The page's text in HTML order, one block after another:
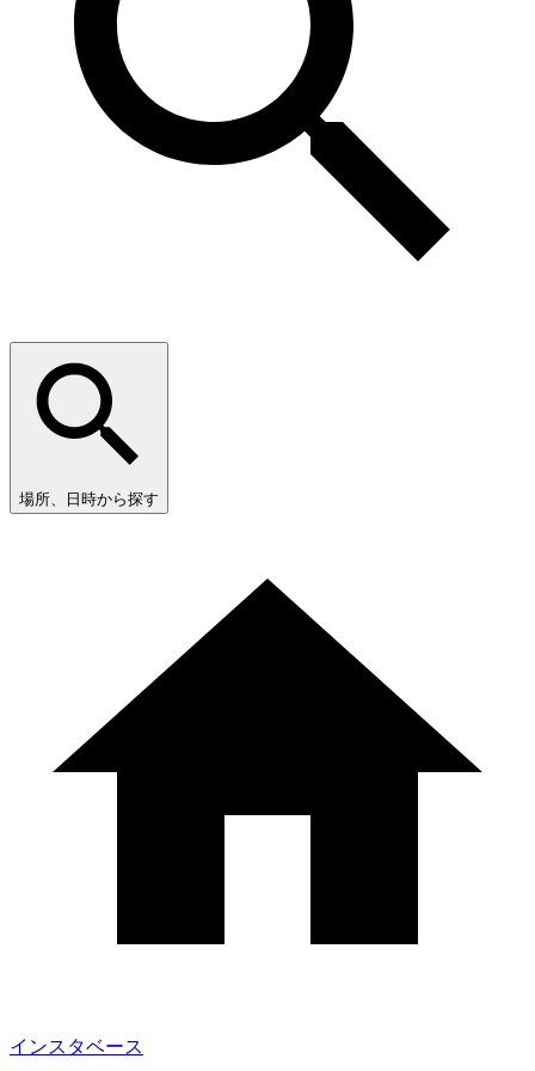
場所、日時から探す
インスタベース